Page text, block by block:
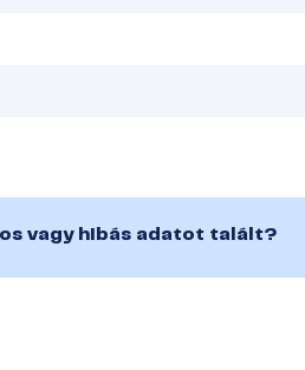
vagy hibás adatot talált?